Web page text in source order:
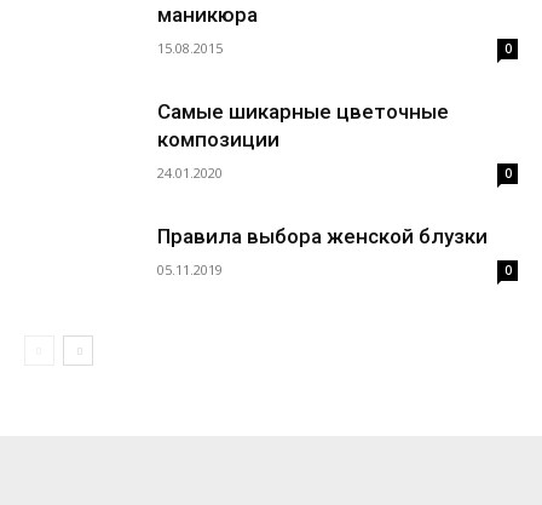
маникюра
15.08.2015 0
Самые шикарные цветочные
композиции
24.01.2020 0
Правила выбора женской блузки
05.11.2019 0